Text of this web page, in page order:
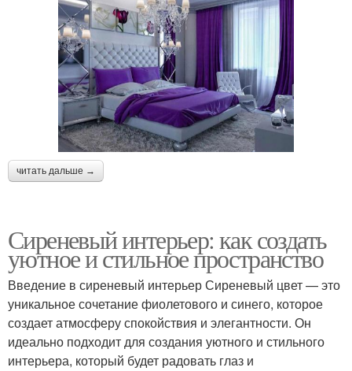
читать дальше →
Сиреневый интерьер: как создать
уютное и стильное пространство
Введение в сиреневый интерьер Сиреневый цвет — это
уникальное сочетание фиолетового и синего, которое
создает атмосферу спокойствия и элегантности. Он
идеально подходит для создания уютного и стильного
интерьера, который будет радовать глаз и